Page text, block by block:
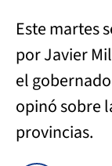
Este martes
por Javier
el
opinó sobre
provincias.